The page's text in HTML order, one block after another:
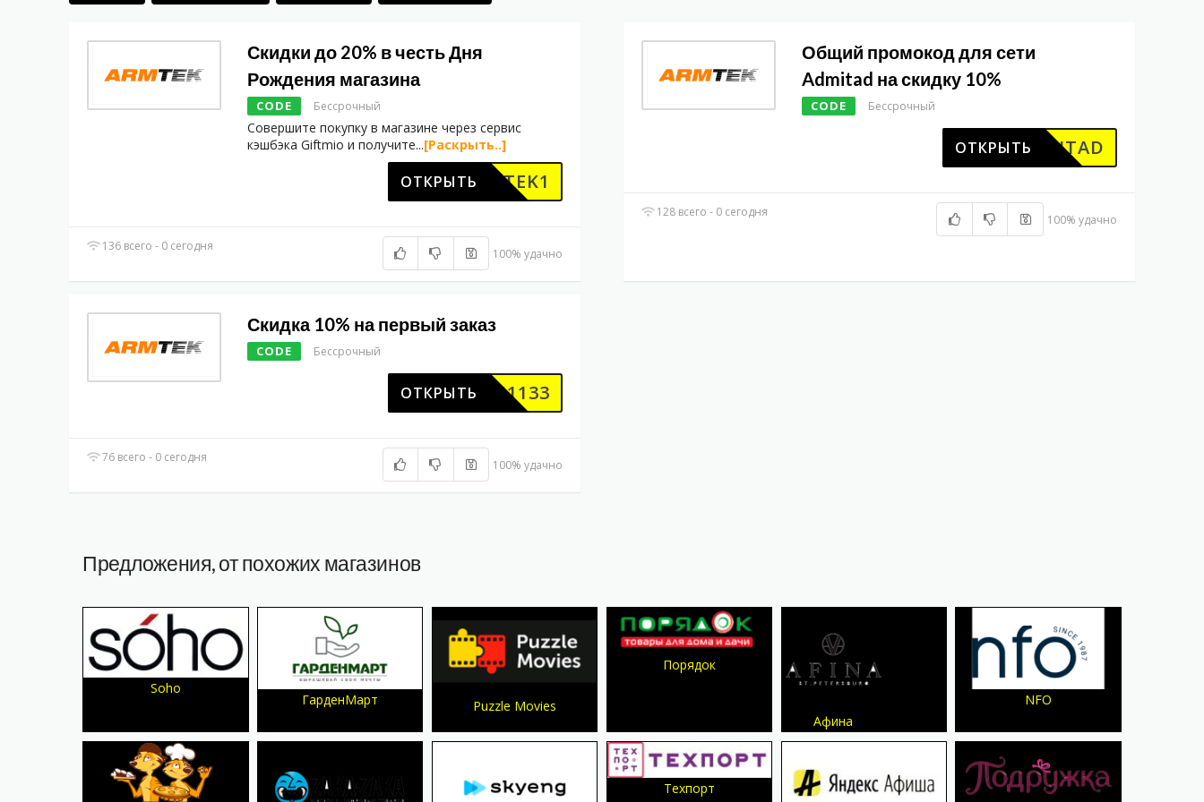
Скидки до 20% в честь Дня
Рождения магазина
CODE Бессрочный
Совершите покупку в магазине через сервис
кэшбэка Giftmio и получите...[Раскрыть..]
ARMTEK1
ОТКРЫТЬ
136 всего - 0 сегодня
100% удачно
Общий промокод для сети
Admitad на скидку 10%
CODE Бессрочный
ADMITAD
ОТКРЫТЬ
128 всего - 0 сегодня
100% удачно
Скидка 10% на первый заказ
CODE Бессрочный
ADM1133
ОТКРЫТЬ
76 всего - 0 сегодня
100% удачно
Предложения, от похожих магазинов
Soho
ГарденМарт Puzzle Movies
Порядок
Афина
NFO
Техпорт